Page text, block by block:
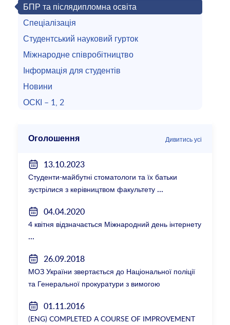
БПР та післядипломна освіта
Спеціалізація
Студентський науковий гурток
Міжнародне співробітництво
Інформація для студентів
Новини
ОСКІ – 1, 2
Оголошення Дивитись усі
13.10.2023
Студенти-майбутні стоматологи та їх батьки
зустрілися з керівництвом факультету
04.04.2020
4 квітня відзначається Міжнародний день інтернету
26.09.2018
МОЗ України звертається до Національної поліції
та Генеральної прокуратури з вимогою
ректорки НМУ Катерини Амосової
01.11.2016
(ENG) COMPLETED A COURSE OF IMPROVEMENT